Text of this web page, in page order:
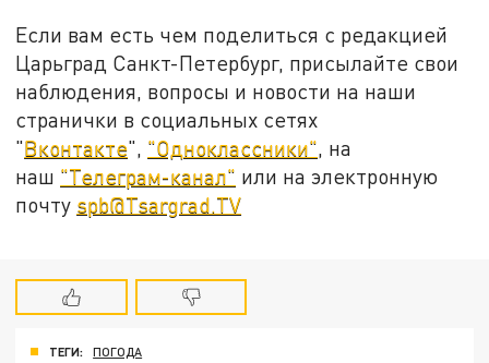
Если вам есть чем поделиться с редакцией
Царьград Санкт-Петербург, присылайте свои
наблюдения, вопросы и новости на наши
странички в социальных сетях
"Вконтакте", "Одноклассники", на
наш "Телеграм-канал" или на электронную
почту spb@Tsargrad.TV
ТЕГИ: ПОГОДА